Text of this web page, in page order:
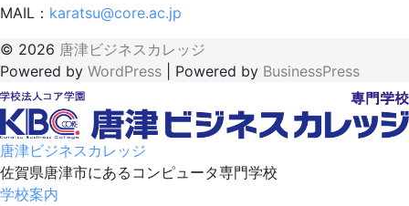
MAIL： karatsu@core.ac.jp
© 2026 唐津ビジネスカレッジ
Powered by WordPress Powered by BusinessPress
唐津ビジネスカレッジ
佐賀県唐津市にあるコンピュータ専門学校
学校案内